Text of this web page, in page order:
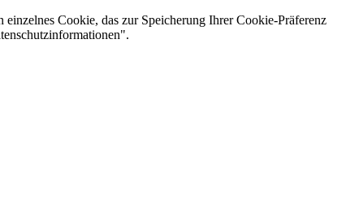
Cookie, das zur Speicherung Ihrer Cookie-Präferenz